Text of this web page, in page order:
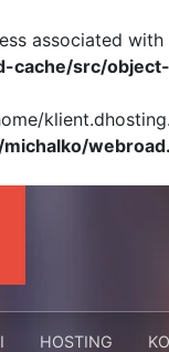
associated with
cache/src/
HOSTING